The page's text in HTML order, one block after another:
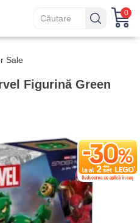
0
Sale
Figurină Green